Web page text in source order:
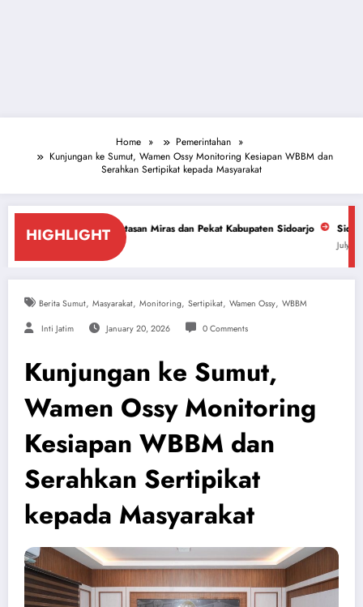
Home
Pemerintahan
Kunjungan ke Sumut, Wamen Ossy Monitoring Kesiapan WBBM dan
Serahkan Sertipikat kepada Masyarakat
HIGHLIGHT
Miras dan Pekat Kabupaten Sidoarjo Sidoarjo Darurat Miras dan
Berita Sumut, Masyarakat, Monitoring, Sertipikat, Wamen Ossy, WBBM
Inti Jatim January 20, 2026 0 Comments
Kunjungan ke Sumut,
Wamen Ossy Monitoring
Kesiapan WBBM dan
Serahkan Sertipikat
kepada Masyarakat